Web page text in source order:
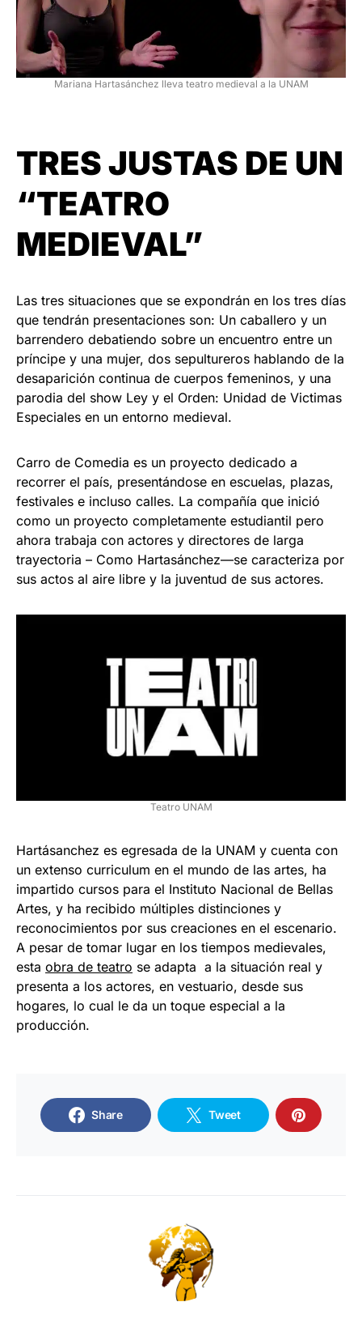
Mariana Hartasánchez lleva teatro medieval a la UNAM
TRES JUSTAS DE UN
“TEATRO
MEDIEVAL”
Las tres situaciones que se expondrán en los tres días
que tendrán presentaciones son: Un caballero y un
barrendero debatiendo sobre un encuentro entre un
príncipe y una mujer, dos sepultureros hablando de la
desaparición continua de cuerpos femeninos, y una
parodia del show Ley y el Orden: Unidad de Victimas
Especiales en un entorno medieval.
Carro de Comedia es un proyecto dedicado a
recorrer el país, presentándose en escuelas, plazas,
festivales e incluso calles. La compañía que inició
como un proyecto completamente estudiantil pero
ahora trabaja con actores y directores de larga
trayectoria – Como Hartasánchez—se caracteriza por
sus actos al aire libre y la juventud de sus actores.
Teatro UNAM
Hartásanchez es egresada de la UNAM y cuenta con
un extenso curriculum en el mundo de las artes, ha
impartido cursos para el Instituto Nacional de Bellas
Artes, y ha recibido múltiples distinciones y
reconocimientos por sus creaciones en el escenario.
A pesar de tomar lugar en los tiempos medievales,
esta obra de teatro se adapta a la situación real y
presenta a los actores, en vestuario, desde sus
hogares, lo cual le da un toque especial a la
producción.
Share Tweet